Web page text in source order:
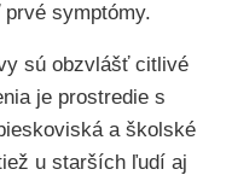
symptómy.
sú obzvlášť citlivé
je prostredie s
a školské
u starších ľudí aj